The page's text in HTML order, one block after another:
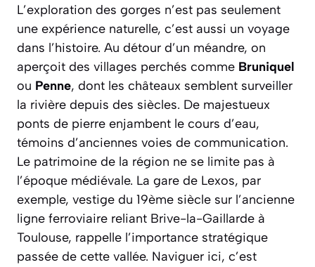
L’exploration des gorges n’est pas seulement
une expérience naturelle, c’est aussi un voyage
dans l’histoire. Au détour d’un méandre, on
aperçoit des villages perchés comme Bruniquel
ou Penne, dont les châteaux semblent surveiller
la rivière depuis des siècles. De majestueux
ponts de pierre enjambent le cours d’eau,
témoins d’anciennes voies de communication.
Le patrimoine de la région ne se limite pas à
l’époque médiévale. La gare de Lexos, par
exemple, vestige du 19ème siècle sur l’ancienne
ligne ferroviaire reliant Brive-la-Gaillarde à
Toulouse, rappelle l’importance stratégique
passée de cette vallée. Naviguer ici, c’est